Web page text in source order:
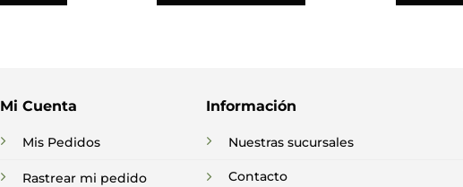
Mi Cuenta
Mis Pedidos
Rastrear mi pedido
Información
Nuestras sucursales
Contacto